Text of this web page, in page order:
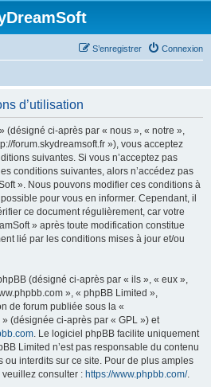
Connexion
S’enregistrer
d’utilisation
(désigné ci-après par « nous », « notre »,
forum.skydreamsoft.fr »), vous acceptez
suivantes. Si vous n’acceptez pas
conditions suivantes, alors n’accédez pas
». Nous pouvons modifier ces conditions à
pour vous en informer. Cependant, il
ce document régulièrement, car votre
» après toute modification constitue
lié par les conditions mises à jour et/ou
(désigné ci-après par « ils », « eux »,
», « phpBB Limited »,
de forum publiée sous la «
» (désignée ci-après par « GPL ») et
. Le logiciel phpBB facilite uniquement
Limited n’est pas responsable du contenu
ou interdits sur ce site. Pour de plus amples
consulter : https://www.phpbb.com/.